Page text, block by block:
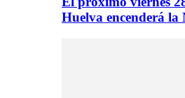
Huelva encenderá la